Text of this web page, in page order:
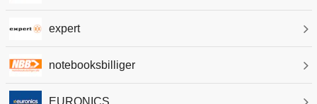
expert
notebooksbilliger
EURONICS